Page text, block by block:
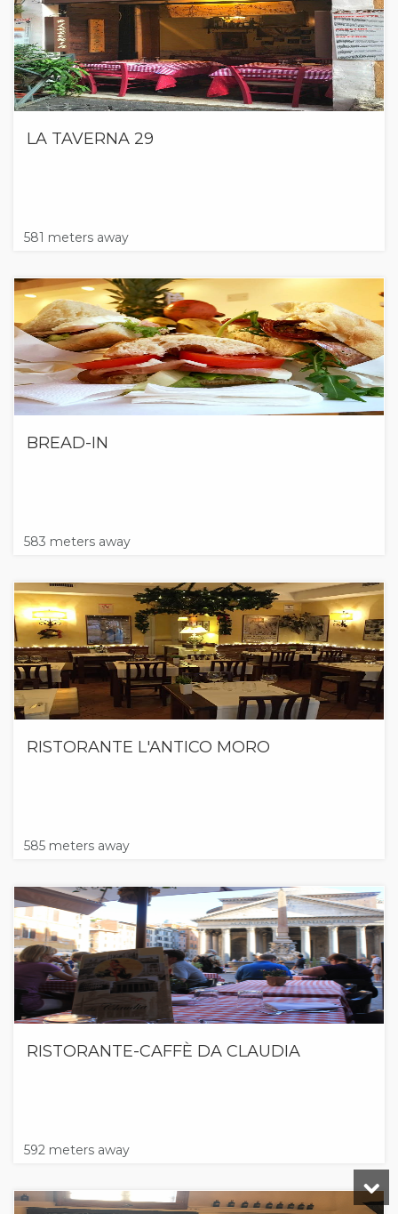
LA TAVERNA 29
581 meters away
BREAD-IN
583 meters away
RISTORANTE L'ANTICO MORO
585 meters away
RISTORANTE-CAFFÈ DA CLAUDIA
592 meters away